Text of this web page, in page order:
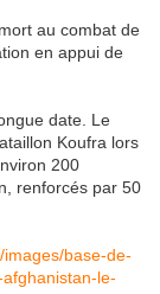
au combat de
en appui de
date. Le
Koufra lors
200
renforcés par 50